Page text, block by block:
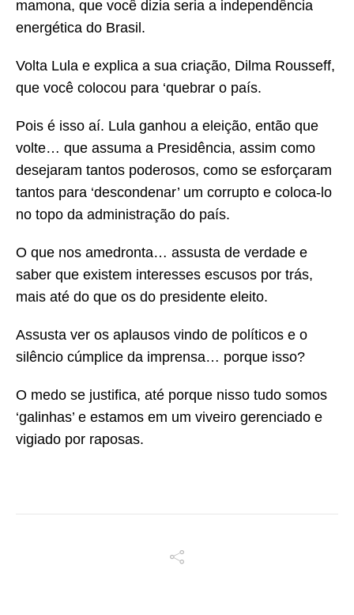
mamona, que você dizia seria a independência
energética do Brasil.
Volta Lula e explica a sua criação, Dilma Rousseff,
que você colocou para ‘quebrar o país.
Pois é isso aí. Lula ganhou a eleição, então que
volte… que assuma a Presidência, assim como
desejaram tantos poderosos, como se esforçaram
tantos para ‘descondenar’ um corrupto e coloca-lo
no topo da administração do país.
O que nos amedronta… assusta de verdade e
saber que existem interesses escusos por trás,
mais até do que os do presidente eleito.
Assusta ver os aplausos vindo de políticos e o
silêncio cúmplice da imprensa… porque isso?
O medo se justifica, até porque nisso tudo somos
‘galinhas’ e estamos em um viveiro gerenciado e
vigiado por raposas.